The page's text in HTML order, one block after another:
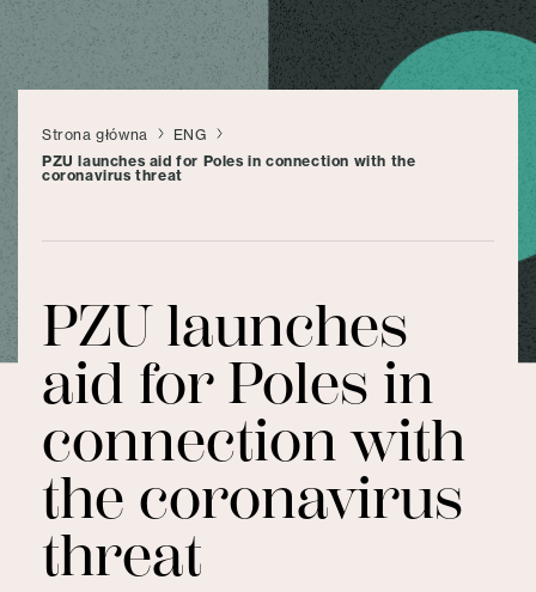
Strona główna
ENG
PZU launches aid for Poles in connection with the
coronavirus threat
PZU launches
aid for Poles in
connection with
the coronavirus
threat